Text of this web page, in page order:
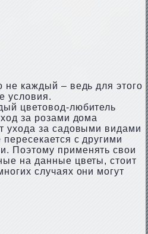
не каждый – ведь для этого
условия.
цветовод-любитель
за розами дома
ухода за садовыми видами
пересекается с другими
Поэтому применять свои
на данные цветы, стоит
случаях они могут